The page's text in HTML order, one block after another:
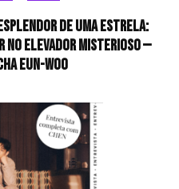
de uma estrela:
no elevador misterioso —
EUN-WOO